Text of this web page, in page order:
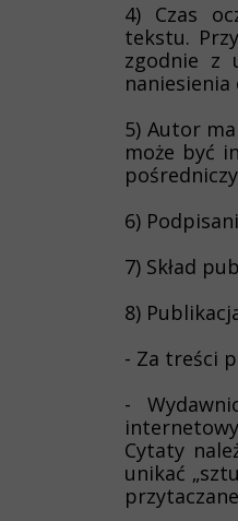
4) Czas
tekstu.
zgodnie z
5) Autor
może być
6)
7) Skład
8)
- Za treści
-
Cytaty
unikać